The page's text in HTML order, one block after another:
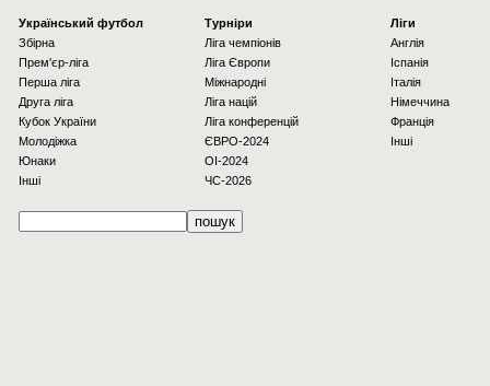
Українcький футбол
Збірна
Прем'єр-ліга
Перша ліга
Друга ліга
Кубок України
Молодіжка
Юнаки
Інші
Турніри
Ліга чемпіонів
Ліга Європи
Міжнародні
Ліга націй
Ліга конференцій
ЄВРО-2024
OI-2024
ЧС-2026
Ліги
Англія
Іспанія
Італія
Німеччина
Франція
Інші